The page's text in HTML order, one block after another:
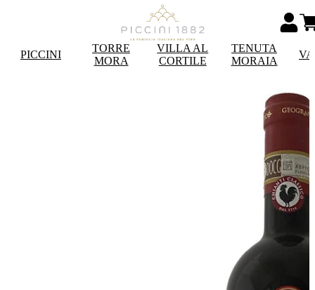
PICCINI
TORRE
MORA
VILLA AL
CORTILE
TENUTA
MORAIA